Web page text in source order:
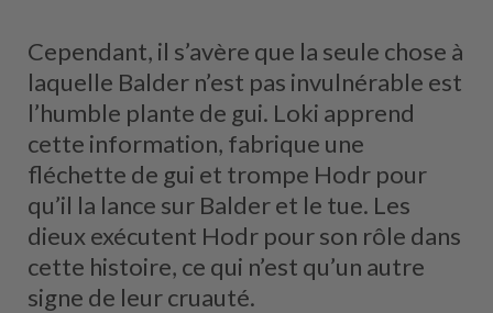
Cependant, il s’avère que la seule chose à
laquelle Balder n’est pas invulnérable est
l’humble plante de gui. Loki apprend
cette information, fabrique une
fléchette de gui et trompe Hodr pour
qu’il la lance sur Balder et le tue. Les
dieux exécutent Hodr pour son rôle dans
cette histoire, ce qui n’est qu’un autre
signe de leur cruauté.